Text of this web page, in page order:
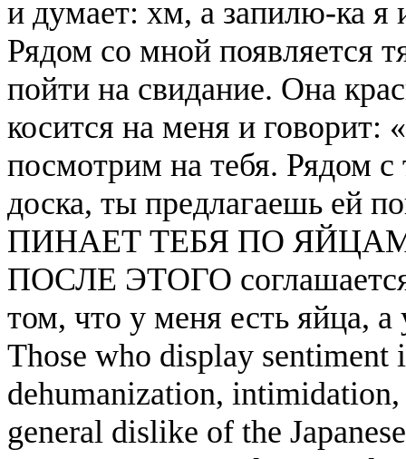
и думает: хм, а запилю-ка
Рядом со мной появляется
пойти на свидание. Она
косится на меня и говорит:
посмотрим на тебя. Рядом с
доска, ты предлагаешь ей
ПИНАЕТ ТЕБЯ ПО
ПОСЛЕ ЭТОГО
том, что у меня есть яйца, а
Those who display
dehumanization,
general dislike of the